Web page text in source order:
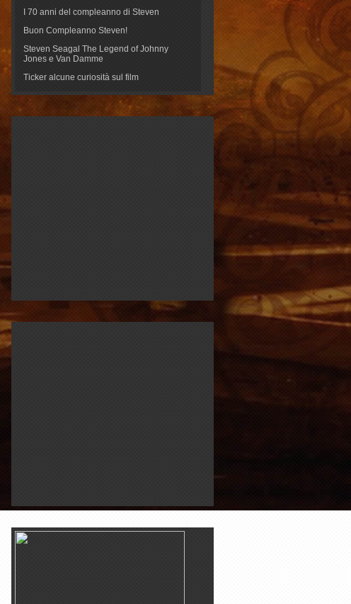
I 70 anni del compleanno di Steven
Buon Compleanno Steven!
Steven Seagal The Legend of Johnny
Jones e Van Damme
Ticker alcune curiosità sul film